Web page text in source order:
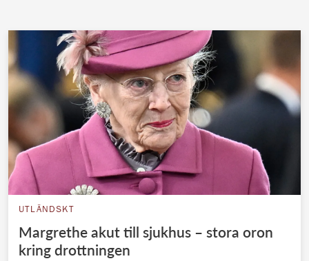
UTLÄNDSKT
Margrethe akut till sjukhus – stora oron
kring drottningen